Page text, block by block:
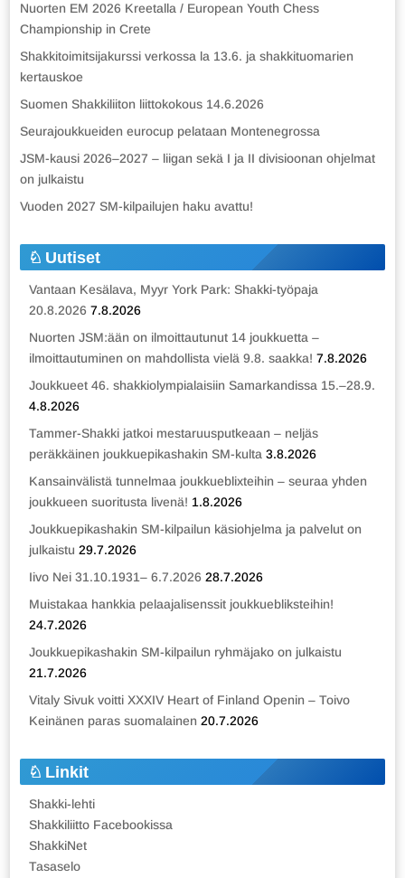
Nuorten EM 2026 Kreetalla / European Youth Chess
Championship in Crete
Shakkitoimitsijakurssi verkossa la 13.6. ja shakkituomarien
kertauskoe
Suomen Shakkiliiton liittokokous 14.6.2026
Seurajoukkueiden eurocup pelataan Montenegrossa
JSM-kausi 2026–2027 – liigan sekä I ja II divisioonan ohjelmat
on julkaistu
Vuoden 2027 SM-kilpailujen haku avattu!
Uutiset
Vantaan Kesälava, Myyr York Park: Shakki-työpaja
20.8.2026 7.8.2026
Nuorten JSM:ään on ilmoittautunut 14 joukkuetta –
ilmoittautuminen on mahdollista vielä 9.8. saakka! 7.8.2026
Joukkueet 46. shakkiolympialaisiin Samarkandissa 15.–28.9.
4.8.2026
Tammer-Shakki jatkoi mestaruusputkeaan – neljäs
peräkkäinen joukkuepikashakin SM-kulta 3.8.2026
Kansainvälistä tunnelmaa joukkueblixteihin – seuraa yhden
joukkueen suoritusta livenä! 1.8.2026
Joukkuepikashakin SM-kilpailun käsiohjelma ja palvelut on
julkaistu 29.7.2026
Iivo Nei 31.10.1931– 6.7.2026 28.7.2026
Muistakaa hankkia pelaajalisenssit joukkuebliksteihin!
24.7.2026
Joukkuepikashakin SM-kilpailun ryhmäjako on julkaistu
21.7.2026
Vitaly Sivuk voitti XXXIV Heart of Finland Openin – Toivo
Keinänen paras suomalainen 20.7.2026
Linkit
Shakki-lehti
Shakkiliitto Facebookissa
ShakkiNet
Tasaselo